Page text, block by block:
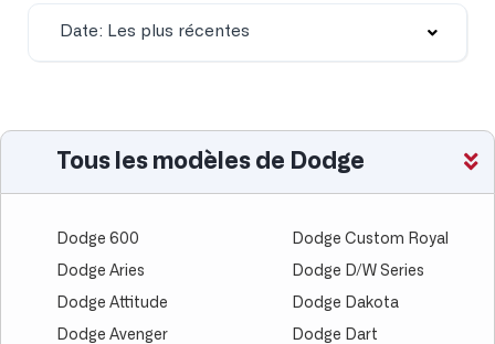
Date: Les plus récentes
Tous les modèles de Dodge
Dodge 600
Dodge Aries
Dodge Attitude
Dodge Avenger
Dodge Custom Royal
Dodge D/W Series
Dodge Dakota
Dodge Dart